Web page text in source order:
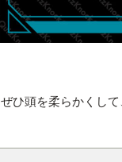
ぜひ頭を柔らかくし